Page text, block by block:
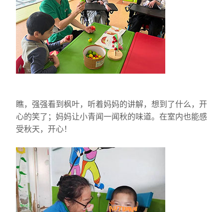
瞧，强强看到枫叶，听着妈妈的讲解，想到了什么，开
心的笑了；妈妈让小青闻一闻秋的味道。在室内也能感
受秋天，开心！